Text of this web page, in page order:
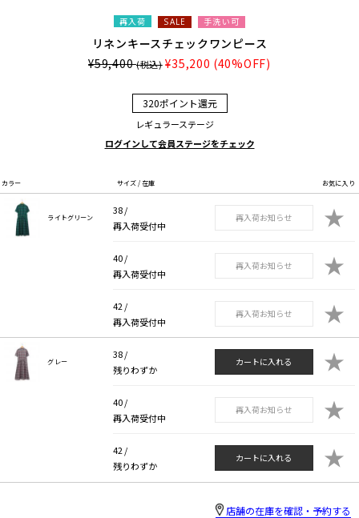
再入荷 SALE 手洗い可
リネンキースチェックワンピース
¥59,400(税込) ¥35,200 (40%OFF)
320ポイント還元
レギュラーステージ
ログインして会員ステージをチェック
カラー サイズ / 在庫 お気に入り
ライトグリーン
38 /
再入荷受付中
再入荷お知らせ ★
40 /
再入荷受付中
再入荷お知らせ ★
42 /
再入荷受付中
再入荷お知らせ ★
グレー
38 /
残りわずか
カートに入れる ★
40 /
再入荷受付中
再入荷お知らせ ★
42 /
残りわずか
カートに入れる ★
店舗の在庫を確認・予約する